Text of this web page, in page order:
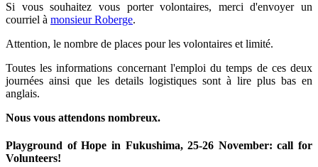
Si vous souhaitez vous porter volontaires, merci d'envoyer un
courriel à monsieur Roberge.
Attention, le nombre de places pour les volontaires et limité.
Toutes les informations concernant l'emploi du temps de ces deux
journées ainsi que les details logistiques sont à lire plus bas en
anglais.
Nous vous attendons nombreux.
Playground of Hope in Fukushima, 25-26 November: call for
Volunteers!